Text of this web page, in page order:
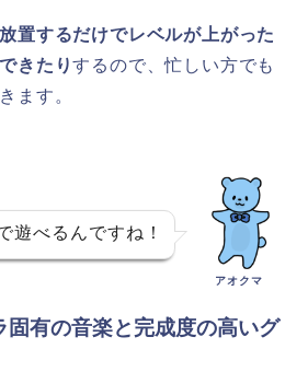
放置するだけでレベルが上がった
きたりするので、忙しい方でも
ます。
遊べるんですね！
アオクマ
有の音楽と完成度の高いグ